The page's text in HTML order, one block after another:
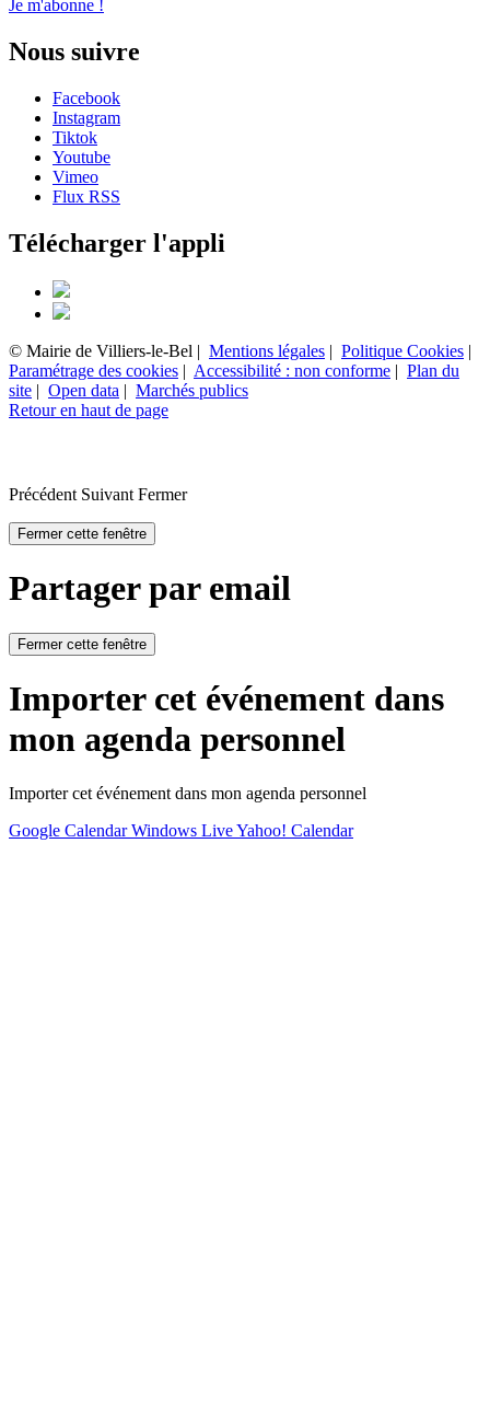
Je m'abonne !
Nous suivre
Facebook
Instagram
Tiktok
Youtube
Vimeo
Flux RSS
Télécharger l'appli
© Mairie de Villiers-le-Bel | Mentions légales | Politique Cookies |
Paramétrage des cookies | Accessibilité : non conforme | Plan du
site | Open data | Marchés publics
Retour en haut de page
Précédent Suivant Fermer
Fermer cette fenêtre
Partager par email
Fermer cette fenêtre
Importer cet événement dans
mon agenda personnel
Importer cet événement dans mon agenda personnel
Google CalendarWindows LiveYahoo! Calendar